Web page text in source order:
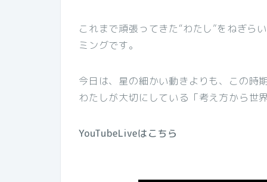
これまで頑張ってきた“わたし”をねぎら
ミングです。
今日は、星の細かい動きよりも、この
わたしが大切にしている「考え方から世
YouTubeLiveはこちら